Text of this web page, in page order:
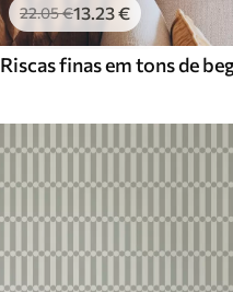
22.05€13.23€
Riscas finas em tons de